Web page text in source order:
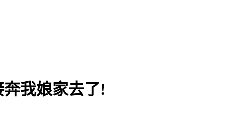
我娘家去了!